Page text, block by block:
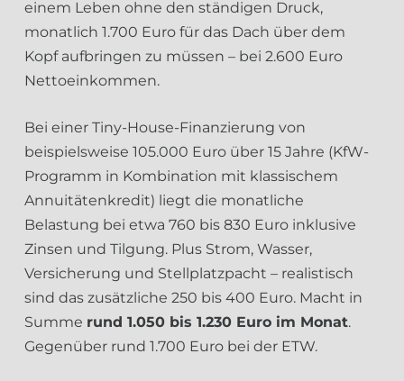
einem Leben ohne den ständigen Druck,
monatlich 1.700 Euro für das Dach über dem
Kopf aufbringen zu müssen – bei 2.600 Euro
Nettoeinkommen.
Bei einer Tiny-House-Finanzierung von
beispielsweise 105.000 Euro über 15 Jahre (KfW-
Programm in Kombination mit klassischem
Annuitätenkredit) liegt die monatliche
Belastung bei etwa 760 bis 830 Euro inklusive
Zinsen und Tilgung. Plus Strom, Wasser,
Versicherung und Stellplatzpacht – realistisch
sind das zusätzliche 250 bis 400 Euro. Macht in
Summe rund 1.050 bis 1.230 Euro im Monat.
Gegenüber rund 1.700 Euro bei der ETW.